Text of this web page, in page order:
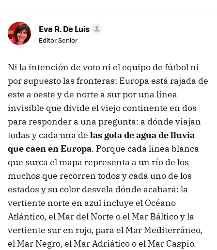
Eva R. De Luis
Editor Senior
Ni la intención de voto ni el equipo de fútbol ni
por supuesto las fronteras: Europa está rajada de
este a oeste y de norte a sur por una línea
invisible que divide el viejo continente en dos
para responder a una pregunta: a dónde viajan
todas y cada una de las gota de agua de lluvia
que caen en Europa. Porque cada línea blanca
que surca el mapa representa a un río de los
muchos que recorren todos y cada uno de los
estados y su color desvela dónde acabará: la
vertiente norte en azul incluye el Océano
Atlántico, el Mar del Norte o el Mar Báltico y la
vertiente sur en rojo, para el Mar Mediterráneo,
el Mar Negro, el Mar Adriático o el Mar Caspio.